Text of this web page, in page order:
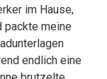
im Hause,
packte meine
endlich eine